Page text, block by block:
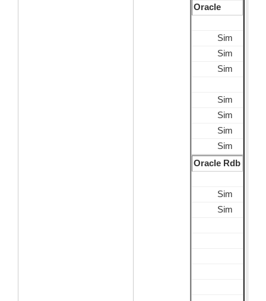
Oracle
Sim
Sim
Sim
Sim
Sim
Sim
Sim
Oracle Rdb
Sim
Sim